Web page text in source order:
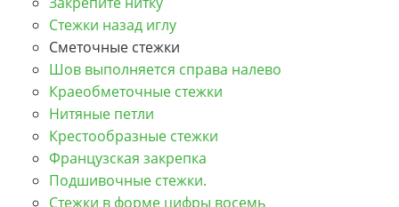
Стежки назад иглу
Сметочные стежки
Шов выполняется справа налево
Краеобметочные стежки
Нитяные петли
Крестообразные стежки
Французская закрепка
Подшивочные стежки.
Стежки в форме цифры восемь